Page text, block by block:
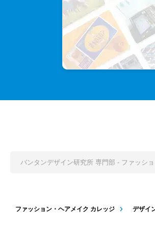
バンタンデザイン研究所 専門部 - ファッシ
ファッション・ヘアメイク カレッジ デザイ